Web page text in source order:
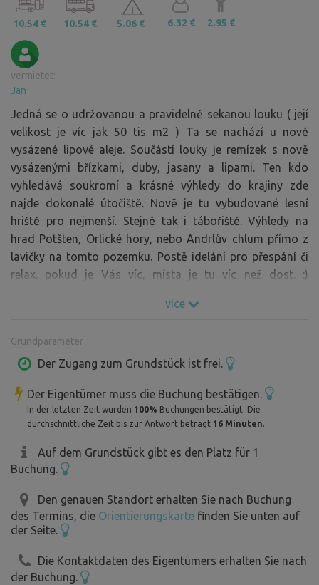
10.54 € 10.54 € 5.06 € 6.32 € 2.95 €
vermietet:
Jan
Jedná se o udržovanou a pravidelně sekanou louku ( její
velikost je víc jak 50 tis m2 ) Ta se nachází u nově
vysázené lipové aleje. Součástí louky je remízek s nově
vysázenými břízkami, duby, jasany a lipami. Ten kdo
vyhledává soukromí a krásné výhledy do krajiny zde
najde dokonalé útočiště. Nově je tu vybudované lesní
hriště pro nejmenší. Stejně tak i tábořiště. Výhledy na
hrad Potšten, Orlické hory, nebo Andrlův chlum přímo z
lavičky na tomto pozemku. Postě idelání pro přespání či
relax. pokud je Vás víc, místa je tu víc než dost. :)
vyžívána jako pastva pro býky. Pastva je ohraničena
parkovat raději o kus dále! :) Těšíme se na brzkou
viděnou....
Součástí pozemku je několik laviček, ohniště, gril. Dřevo je
více
Grundparameter
Der Zugang zum Grundstück ist frei.
Der Eigentümer muss die Buchung bestätigen.
In der letzten Zeit wurden 100% Buchungen bestätigt. Die
durchschnittliche Zeit bis zur Antwort beträgt 16 Minuten.
Auf dem Grundstück gibt es den Platz für 1
Buchung.
Den genauen Standort erhalten Sie nach Buchung
des Termins, die Orientierungskarte finden Sie unten auf
der Seite.
Die Kontaktdaten des Eigentümers erhalten Sie nach
der Buchung.